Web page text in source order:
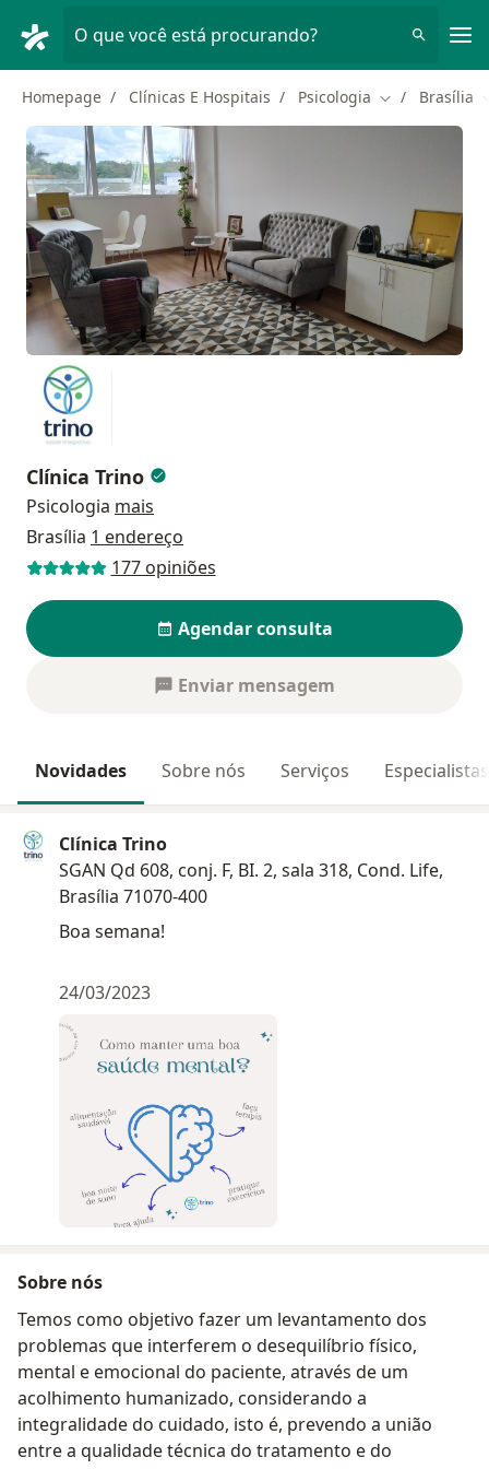
O que você está procurando?
Homepage Clínicas E Hospitais Psicologia Mudar de
Brasília
Clínica Trino
Psicologia mais
Brasília 1 endereço
177 opiniões
Agendar consulta
Enviar mensagem
Novidades Sobre nós Serviços
Clínica Trino
SGAN Qd 608, conj. F, BI. 2, sala 318, Cond. Life,
Brasília 71070-400
Boa semana!
24/03/2023
Sobre nós
Temos como objetivo fazer um levantamento dos
problemas que interferem o desequilíbrio físico,
mental e emocional do paciente, através de um
acolhimento humanizado, considerando a
integralidade do cuidado, isto é, prevendo a união
entre a qualidade técnica do tratamento e do